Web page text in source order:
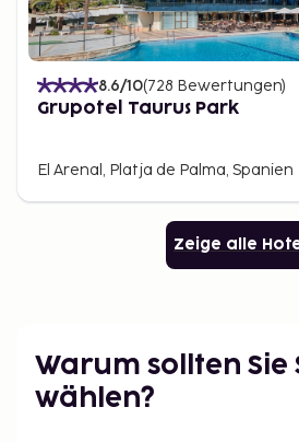
8.6/10(728 Bewertungen)
Grupotel Taurus Park
El Arenal, Platja de Palma, Spanien
Zeige alle
Warum sollten Sie
wählen?